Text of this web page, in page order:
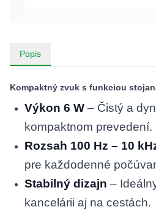
Popis
Kompaktný zvuk s funkciou
Výkon 6 W – Čistý a
kompaktnom prevedení.
Rozsah 100 Hz – 10
pre každodenné
Stabilný dizajn –
kancelárii aj na cestách.